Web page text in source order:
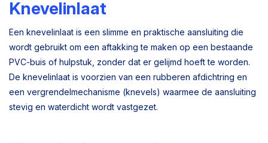
Knevelinlaat
Een knevelinlaat is een slimme en praktische aansluiting die
wordt gebruikt om een aftakking te maken op een bestaande
PVC-buis of hulpstuk, zonder dat er gelijmd hoeft te worden.
De knevelinlaat is voorzien van een rubberen afdichtring en
een vergrendelmechanisme (knevels) waarmee de aansluiting
stevig en waterdicht wordt vastgezet.